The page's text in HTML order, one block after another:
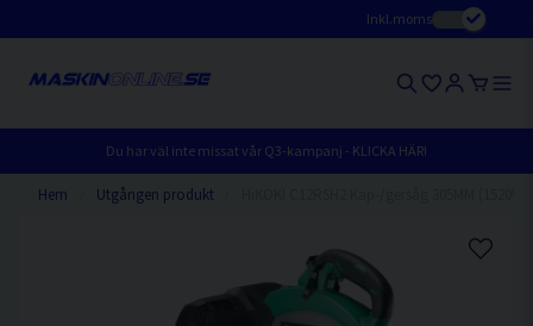
Inkl.moms
Du har väl inte missat vår Q3-kampanj - KLICKA HÄR!
Hem Utgången produkt